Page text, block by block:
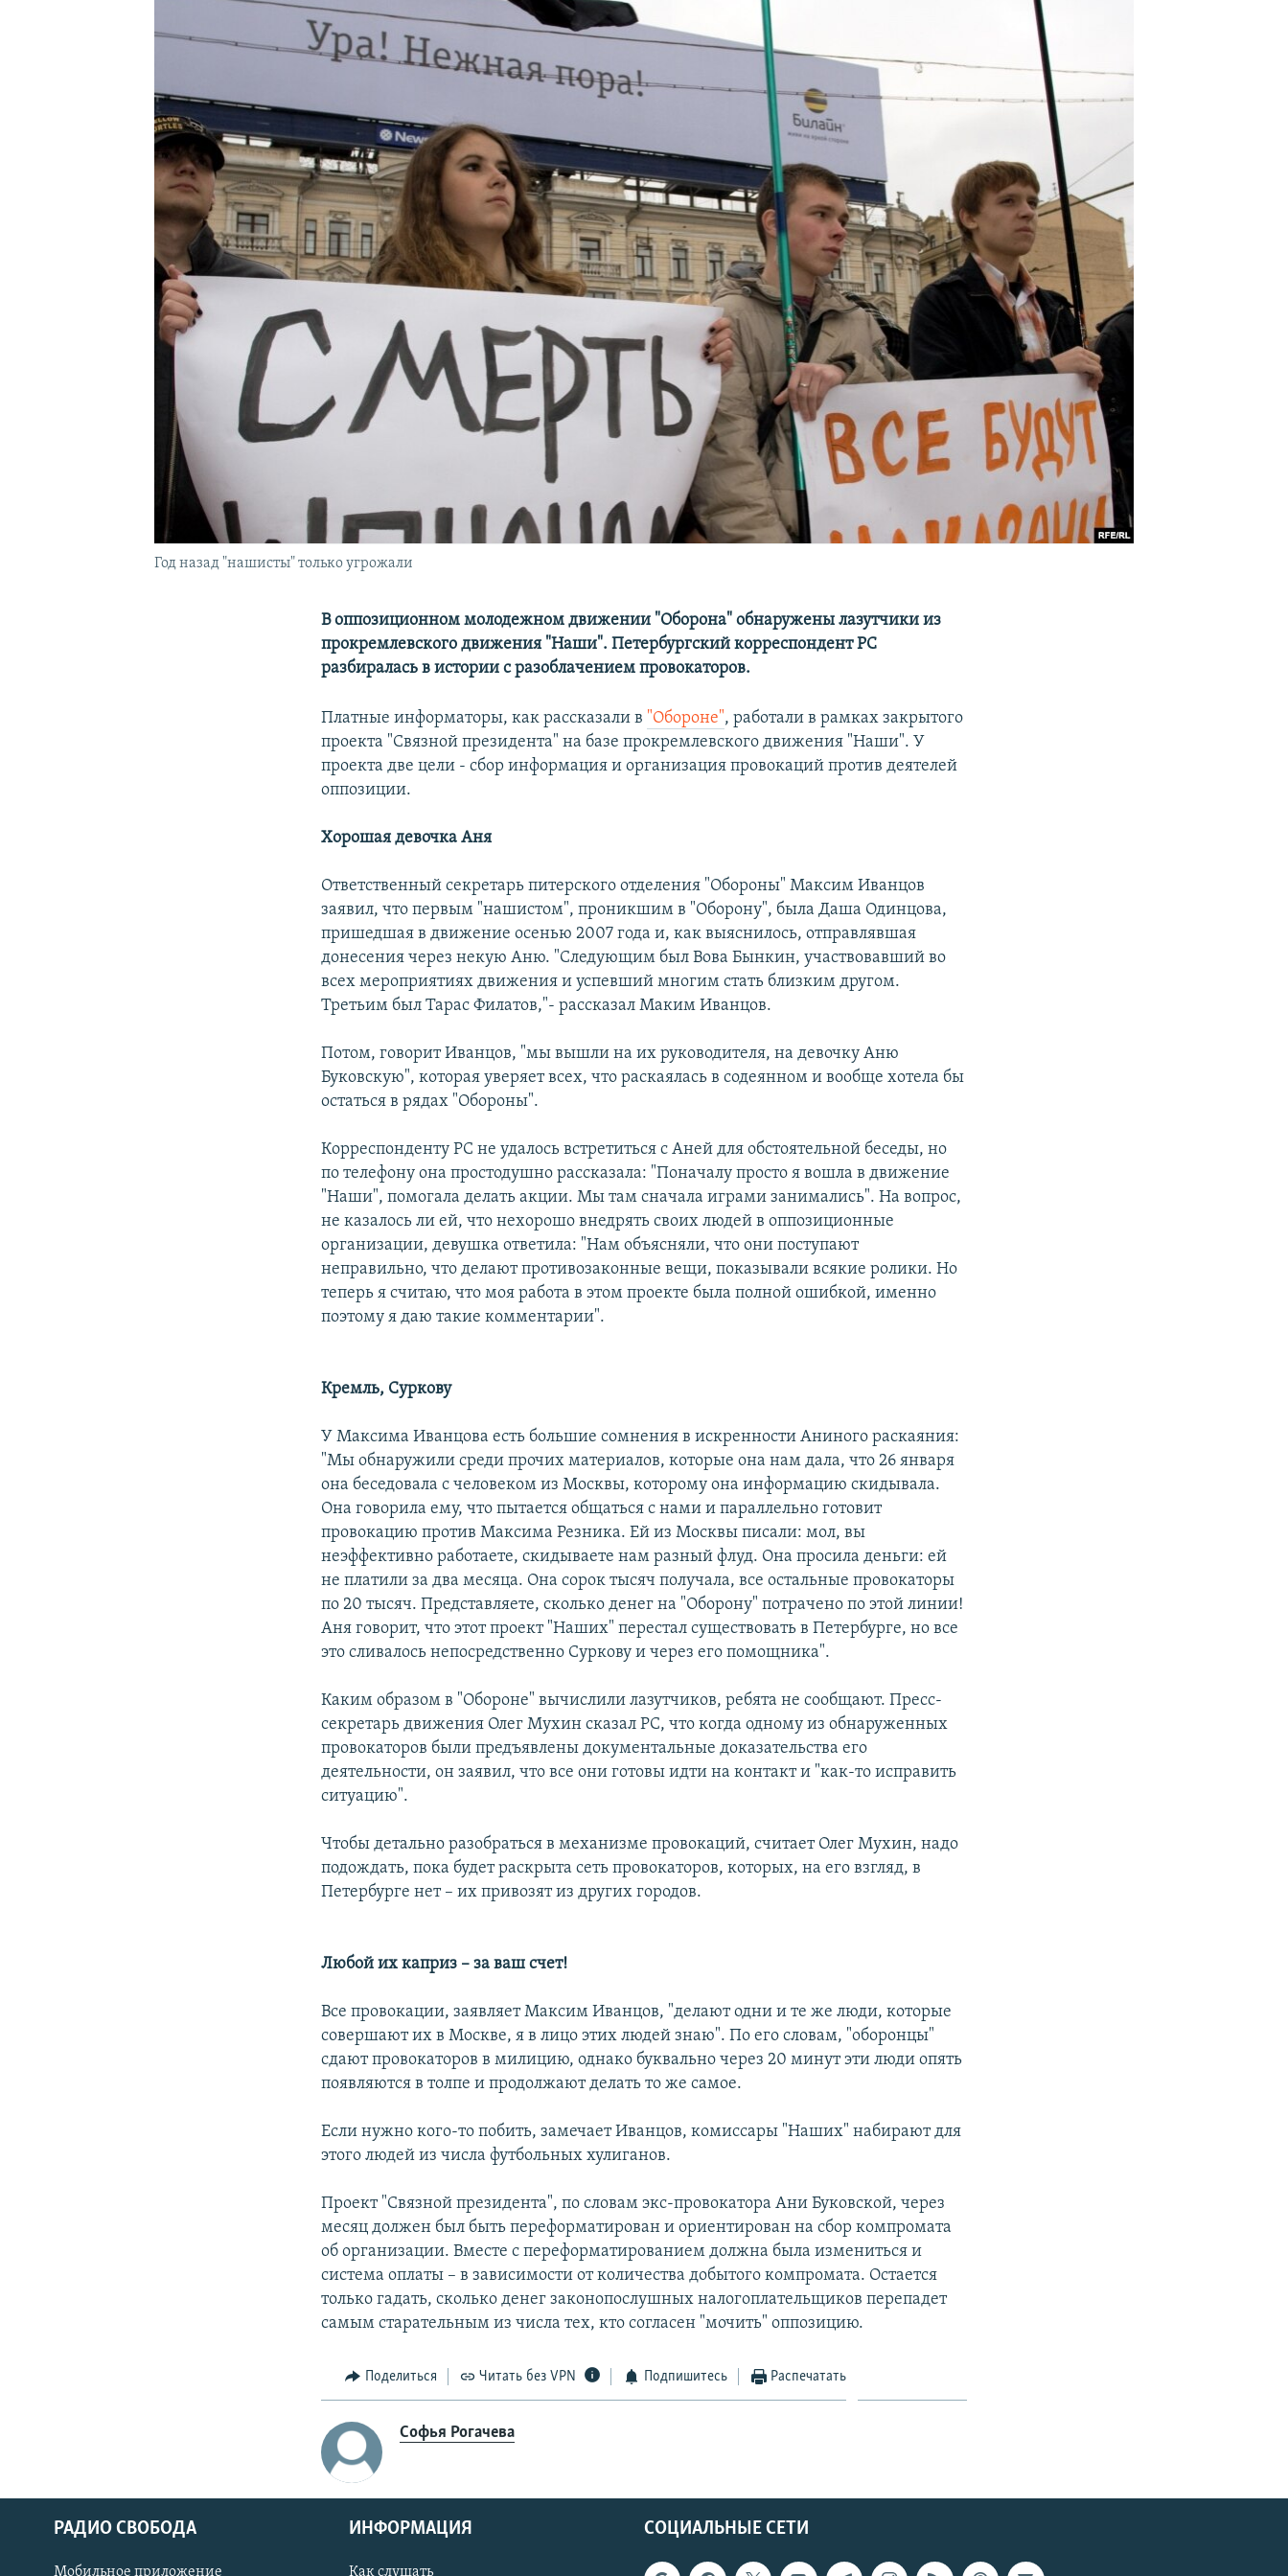
ПОДПИШИТЕСЬ НА РАССЫЛКУ
Год назад "нашисты" только угрожали
В оппозиционном молодежном движении "Оборона" обнаружены лазутчики из
прокремлевского движения "Наши". Петербургский корреспондент РС
разбиралась в истории с разоблачением провокаторов.
Платные информаторы, как рассказали в "Обороне", работали в рамках закрытого
проекта "Связной президента" на базе прокремлевского движения "Наши". У
проекта две цели - сбор информация и организация провокаций против деятелей
оппозиции.
Хорошая девочка Аня
Ответственный секретарь питерского отделения "Обороны" Максим Иванцов
заявил, что первым "нашистом", проникшим в "Оборону", была Даша Одинцова,
пришедшая в движение осенью 2007 года и, как выяснилось, отправлявшая
донесения через некую Аню. "Следующим был Вова Бынкин, участвовавший во
всех мероприятиях движения и успевший многим стать близким другом.
Третьим был Тарас Филатов,"- рассказал Маким Иванцов.
Потом, говорит Иванцов, "мы вышли на их руководителя, на девочку Аню
Буковскую", которая уверяет всех, что раскаялась в содеянном и вообще хотела бы
остаться в рядах "Обороны".
Корреспонденту РС не удалось встретиться с Аней для обстоятельной беседы, но
по телефону она простодушно рассказала: "Поначалу просто я вошла в движение
"Наши", помогала делать акции. Мы там сначала играми занимались". На вопрос,
не казалось ли ей, что нехорошо внедрять своих людей в оппозиционные
организации, девушка ответила: "Нам объясняли, что они поступают
неправильно, что делают противозаконные вещи, показывали всякие ролики. Но
теперь я считаю, что моя работа в этом проекте была полной ошибкой, именно
поэтому я даю такие комментарии".
Кремль, Суркову
У Максима Иванцова есть большие сомнения в искренности Аниного раскаяния:
"Мы обнаружили среди прочих материалов, которые она нам дала, что 26 января
она беседовала с человеком из Москвы, которому она информацию скидывала.
Она говорила ему, что пытается общаться с нами и параллельно готовит
провокацию против Максима Резника. Ей из Москвы писали: мол, вы
неэффективно работаете, скидываете нам разный флуд. Она просила деньги: ей
не платили за два месяца. Она сорок тысяч получала, все остальные провокаторы
по 20 тысяч. Представляете, сколько денег на "Оборону" потрачено по этой линии!
Аня говорит, что этот проект "Наших" перестал существовать в Петербурге, но все
это сливалось непосредственно Суркову и через его помощника".
Каким образом в "Обороне" вычислили лазутчиков, ребята не сообщают. Пресс-
секретарь движения Олег Мухин сказал РС, что когда одному из обнаруженных
провокаторов были предъявлены документальные доказательства его
деятельности, он заявил, что все они готовы идти на контакт и "как-то исправить
ситуацию".
Чтобы детально разобраться в механизме провокаций, считает Олег Мухин, надо
подождать, пока будет раскрыта сеть провокаторов, которых, на его взгляд, в
Петербурге нет – их привозят из других городов.
Любой их каприз – за ваш счет!
Все провокации, заявляет Максим Иванцов, "делают одни и те же люди, которые
совершают их в Москве, я в лицо этих людей знаю". По его словам, "оборонцы"
сдают провокаторов в милицию, однако буквально через 20 минут эти люди опять
появляются в толпе и продолжают делать то же самое.
Если нужно кого-то побить, замечает Иванцов, комиссары "Наших" набирают для
этого людей из числа футбольных хулиганов.
Проект "Связной президента", по словам экс-провокатора Ани Буковской, через
месяц должен был быть переформатирован и ориентирован на сбор компромата
об организации. Вместе с переформатированием должна была измениться и
система оплаты – в зависимости от количества добытого компромата. Остается
только гадать, сколько денег законопослушных налогоплательщиков перепадет
самым старательным из числа тех, кто согласен "мочить" оппозицию.
Поделиться Читать без VPN Подпишитесь Распечатать
Софья Рогачева
СОЦИАЛЬНЫЕ СЕТИ
РАДИО СВОБОДА
Мобильное приложение
ИНФОРМАЦИЯ
Как слушать